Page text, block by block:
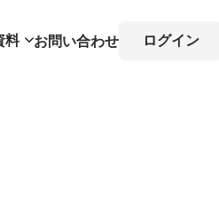
料 お問い合わせ ログイン